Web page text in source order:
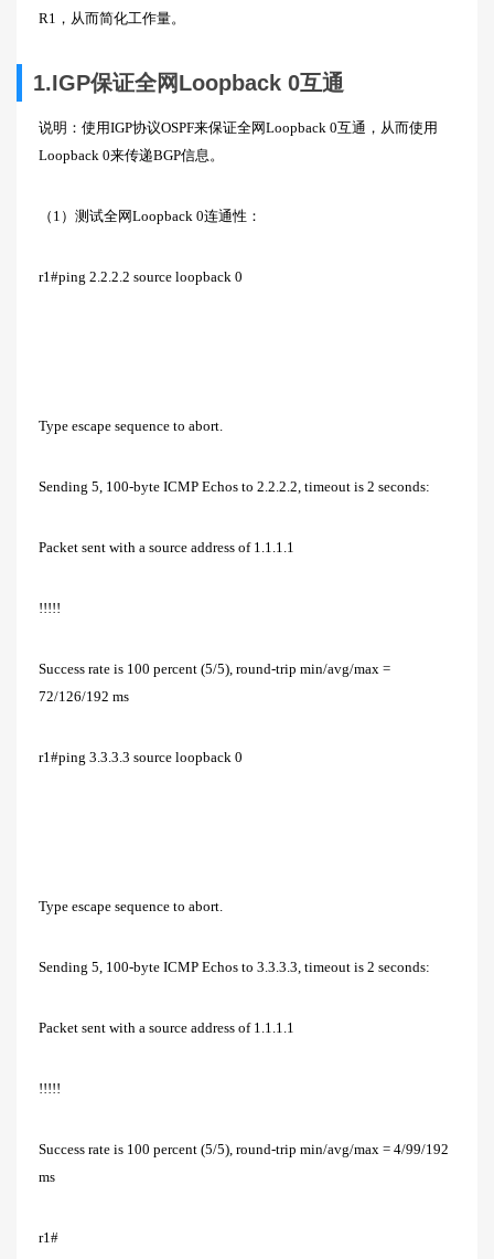
R1，从而简化工作量。
1.IGP保证全网Loopback 0互通
说明：使用IGP协议OSPF来保证全网Loopback 0互通，从而使用
Loopback 0来传递BGP信息。
（1）测试全网Loopback 0连通性：
r1#ping 2.2.2.2 source loopback 0
Type escape sequence to abort.
Sending 5, 100-byte ICMP Echos to 2.2.2.2, timeout is 2 seconds:
Packet sent with a source address of 1.1.1.1
!!!!!
Success rate is 100 percent (5/5), round-trip min/avg/max =
72/126/192 ms
r1#ping 3.3.3.3 source loopback 0
Type escape sequence to abort.
Sending 5, 100-byte ICMP Echos to 3.3.3.3, timeout is 2 seconds:
Packet sent with a source address of 1.1.1.1
!!!!!
Success rate is 100 percent (5/5), round-trip min/avg/max = 4/99/192
ms
r1#